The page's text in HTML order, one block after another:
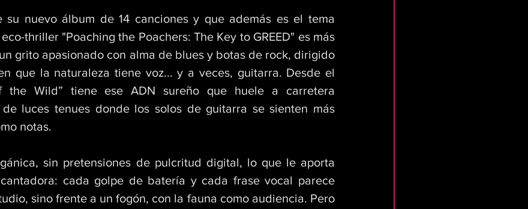
su nuevo álbum de 14 canciones y que además es el tema
thriller "Poaching the Poachers: The Key to GREED" es más
grito apasionado con alma de blues y botas de rock, dirigido
que la naturaleza tiene voz... y a veces, guitarra. Desde el
the Wild” tiene ese ADN sureño que huele a carretera
luces tenues donde los solos de guitarra se sienten más
notas.
sin pretensiones de pulcritud digital, lo que le aporta
cada golpe de batería y cada frase vocal parece
sino frente a un fogón, con la fauna como audiencia. Pero